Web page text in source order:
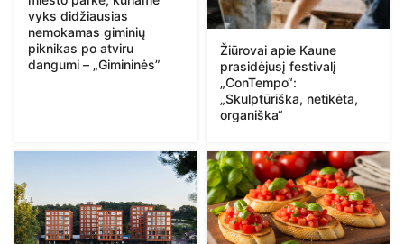
vyks didžiausias
nemokamas giminių
piknikas po atviru
dangumi – „Gimininės”
Žiūrovai apie Kaune
prasidėjusį festivalį
„ConTempo“:
„Skulptūriška, netikėta,
organiška“